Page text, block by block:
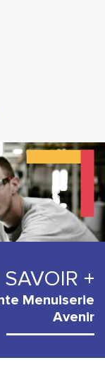
SAVOIR +
Menuiserie
Avenir